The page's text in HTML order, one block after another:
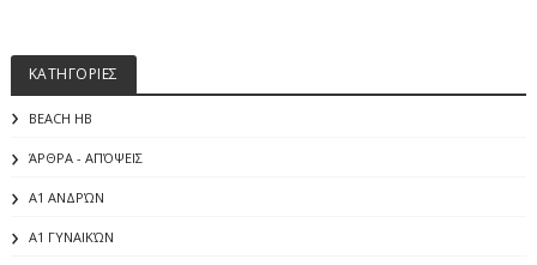
ΚΑΤΗΓΟΡΙΕΣ
BEACH HB
ΆΡΘΡΑ - ΑΠΌΨΕΙΣ
Α1 ΑΝΔΡΏΝ
Α1 ΓΥΝΑΙΚΏΝ